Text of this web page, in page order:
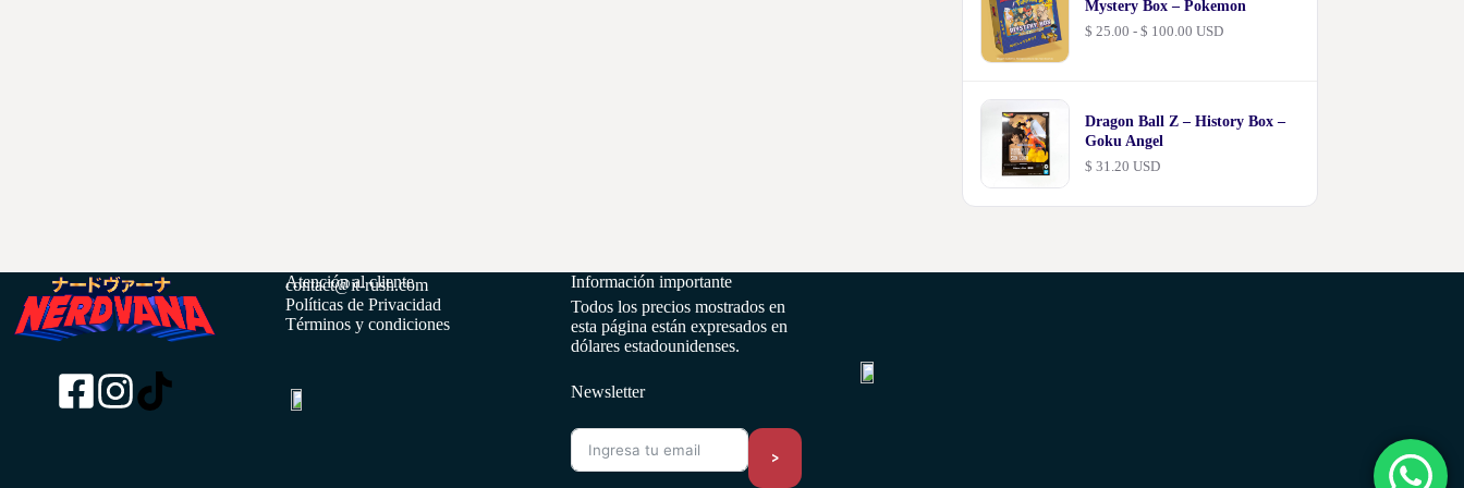
$ 100.00
Mystery Box – Pokemon
$ 25.00 - $ 100.00 Rango
hasta
$ 100.00
USD
Dragon Ball Z – History Box –
Goku Angel
$ 31.20 USD
Atención al cliente
contact@it-rush.com
Políticas de Privacidad
Términos y condiciones
Información importante
Todos los precios mostrados en
esta página están expresados en
dólares estadounidenses.
Newsletter
>